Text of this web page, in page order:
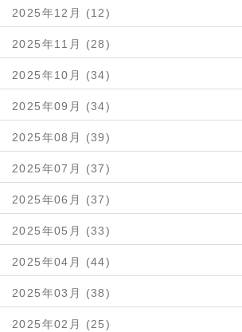
2025年12月 (12)
2025年11月 (28)
2025年10月 (34)
2025年09月 (34)
2025年08月 (39)
2025年07月 (37)
2025年06月 (37)
2025年05月 (33)
2025年04月 (44)
2025年03月 (38)
2025年02月 (25)